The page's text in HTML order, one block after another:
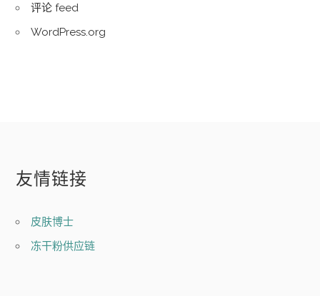
评论 feed
WordPress.org
友情链接
皮肤博士
冻干粉供应链